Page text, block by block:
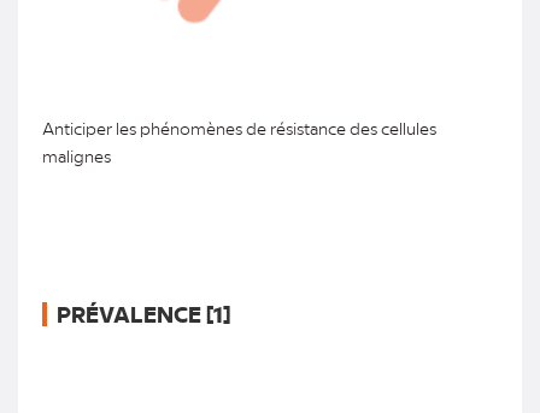
Anticiper les phénomènes de résistance des cellules
malignes
PRÉVALENCE [1]